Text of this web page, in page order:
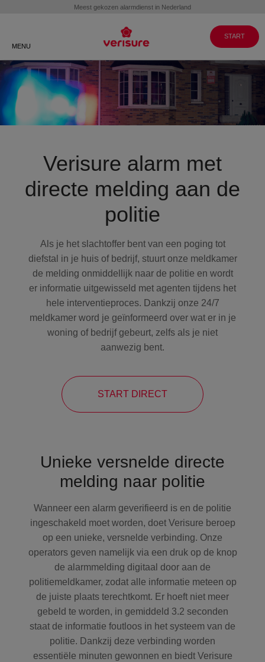
WERKEN BIJ
MENU
START
Verisure alarm met
directe melding aan de
politie
Als je het slachtoffer bent van een poging tot
diefstal in je huis of bedrijf, stuurt onze meldkamer
de melding onmiddellijk naar de politie en wordt
er informatie uitgewisseld met agenten tijdens het
hele interventieproces. Dankzij onze 24/7
meldkamer word je geïnformeerd over wat er in je
woning of bedrijf gebeurt, zelfs als je niet
aanwezig bent.
START DIRECT
Unieke versnelde directe
melding naar politie
Wanneer een alarm geverifieerd is en de politie
ingeschakeld moet worden, doet Verisure beroep
op een unieke, versnelde verbinding. Onze
operators geven namelijk via een druk op de knop
de alarmmelding digitaal door aan de
politiemeldkamer, zodat alle informatie meteen op
de juiste plaats terechtkomt. Er hoeft niet meer
gebeld te worden, in gemiddeld 3.2 seconden
staat de informatie foutloos in het systeem van de
politie. Dankzij deze verbinding worden
essentiële minuten gewonnen en biedt Verisure